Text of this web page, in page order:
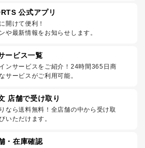
公式アプリ
開けて便利！
や最新情報をお知らせします。
ービス一覧
ンサービスをご紹介！24時間365日商
サービスがご利用可能。
店舗で受け取り
なら送料無料！全店舗の中から受け取
いただけます。
・在庫確認